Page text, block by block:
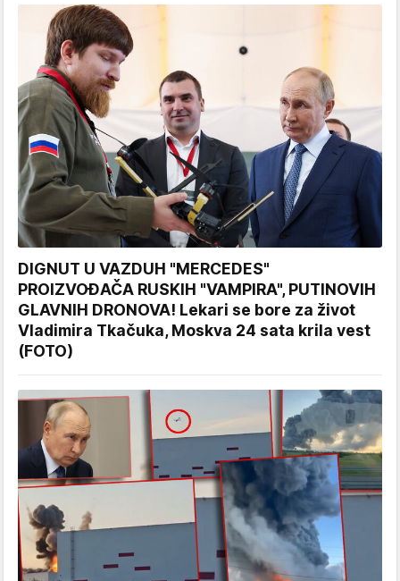
DIGNUT U VAZDUH "MERCEDES"
PROIZVOĐAČA RUSKIH "VAMPIRA", PUTINOVIH
GLAVNIH DRONOVA! Lekari se bore za život
Vladimira Tkačuka, Moskva 24 sata krila vest
(FOTO)